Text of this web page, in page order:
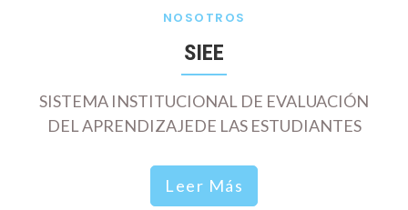
NOSOTROS
SIEE
SISTEMA INSTITUCIONAL DE EVALUACIÓN
DEL APRENDIZAJEDE LAS ESTUDIANTES
Leer Más